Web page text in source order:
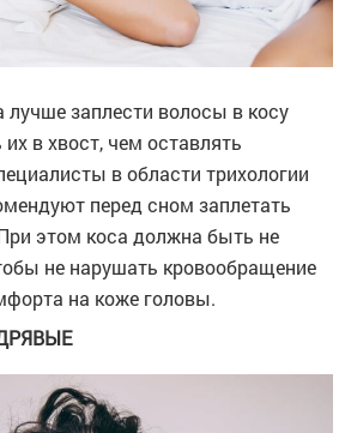
лучше заплести волосы в косу
в хвост, чем оставлять
в области трихологии
перед сном заплетать
этом коса должна быть не
не нарушать кровообращение
на коже головы.